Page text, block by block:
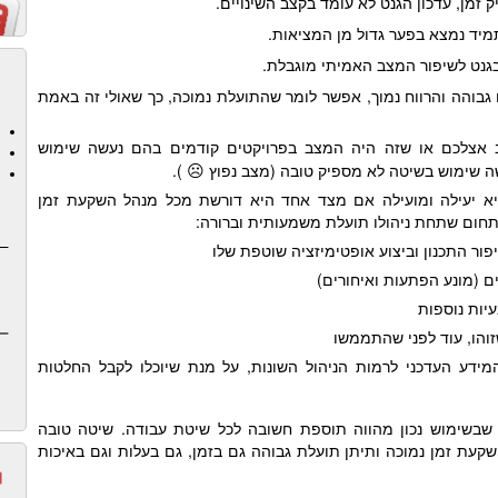
נמצא בפער גדול מן המציאות.
לשיפור המצב האמיתי מוגבלת.
והרווח נמוך, אפשר לומר שהתועלת נמוכה, כך שאולי זה באמת
או שזה היה המצב בפרויקטים קודמים בהם נעשה שימוש
שימוש בשיטה לא מספיק טובה (מצב נפוץ ☹
).
יעילה ומועילה אם מצד אחד היא דורשת מכל מנהל השקעת זמן
שתחת ניהולו תועלת משמעותית וברורה:
התכנון וביצוע אופטימיזציה שוטפת שלו
(מונע הפתעות ואיחורים)
נוספות
עוד לפני שהתממשו
העדכני לרמות הניהול השונות, על מנת שיוכלו לקבל החלטות
נכון מהווה תוספת חשובה לכל שיטת עבודה. שיטה טובה
זמן נמוכה ותיתן תועלת גבוהה גם בזמן, גם בעלות וגם באיכות